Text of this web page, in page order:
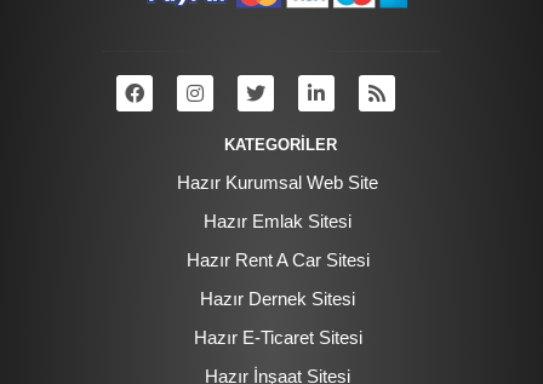
KATEGORİLER
Hazır Kurumsal Web Site
Hazır Emlak Sitesi
Hazır Rent A Car Sitesi
Hazır Dernek Sitesi
Hazır E-Ticaret Sitesi
Hazır İnşaat Sitesi